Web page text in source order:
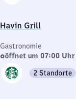
Havin Grill
Gastronomie
öffnet um 07:00 Uhr
2 Standorte